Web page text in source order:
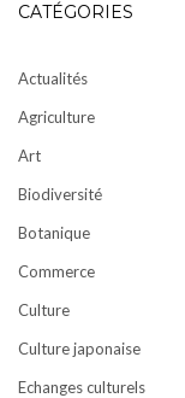
CATÉGORIES
Actualités
Agriculture
Art
Biodiversité
Botanique
Commerce
Culture
Culture japonaise
Echanges culturels